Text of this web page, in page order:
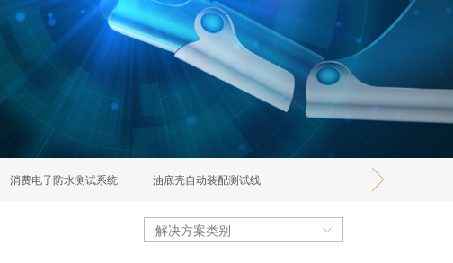
消费电子防水测试系统 油底壳自动装配测试线
解决方案类别